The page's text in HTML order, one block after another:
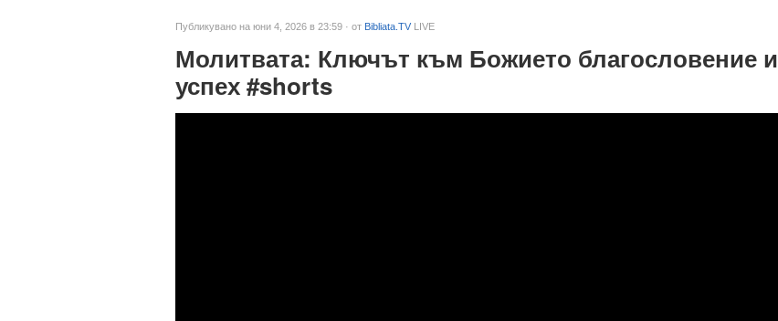
Публикувано на юни 4, 2026 в 23:59 · от Bibliata.TV LIVE
Молитвата: Ключът към Божието благословение и
успех #shorts